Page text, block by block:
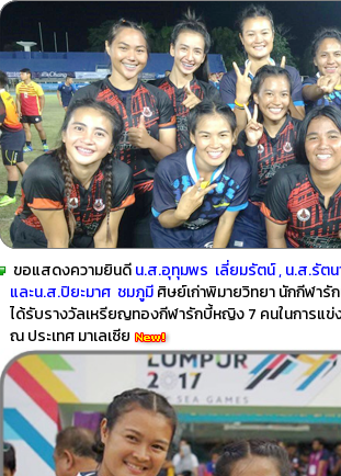
ขอแสดงความยินดีน.ส.อุทุมพร เลี่ยมรัตน์ , น.ส.
และน.ส.ปิยะมาศ ชมภูมีศิษย์เก่าพิมายวิทยา นักกีฬา
ได้รับรางวัลเหรียญทองกีฬารักบี้หญิง 7 คนในการแ
ณ ประเทศ มาเลเซีย